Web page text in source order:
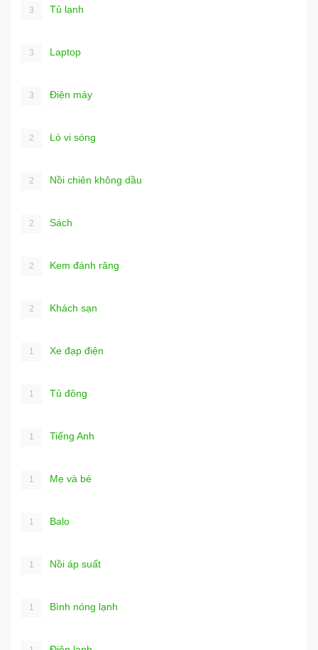
3 Tủ lạnh
3 Laptop
3 Điện máy
2 Lò vi sóng
2 Nồi chiên không dầu
2 Sách
2 Kem đánh răng
2 Khách sạn
1 Xe đạp điện
1 Tủ đông
1 Tiếng Anh
1 Mẹ và bé
1 Balo
1 Nồi áp suất
1 Bình nóng lạnh